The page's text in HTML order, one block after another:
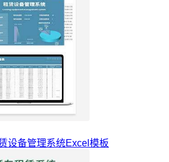
设备管理系统Excel模板